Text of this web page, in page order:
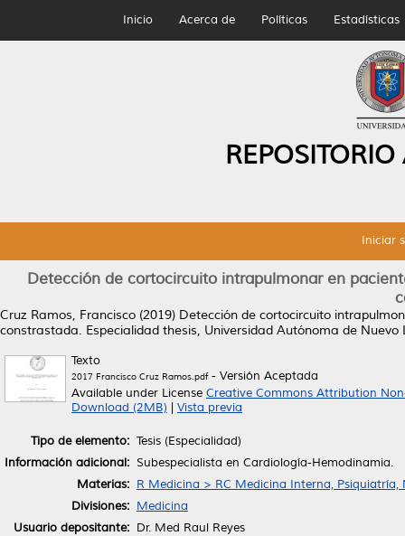
Inicio Acerca de Políticas Estadísticas
Iniciar
Detección de cortocircuito intrapulmonar en
Cruz Ramos, Francisco (2019) Detección de cortocircuito
constrastada. Especialidad thesis, Universidad Autónoma de Nuevo
Texto
2017 Francisco Cruz Ramos.pdf- Versión Aceptada
Available under License Creative Commons Attribution
Download (2MB)
Vista previa
Tipo de elemento: Tesis (Especialidad)
Información adicional: Subespecialista en Cardiología-Hemodinamia.
Materias: R Medicina > RC Medicina Interna, Psiquiatría,
Divisiones: Medicina
Usuario depositante: Dr. Med Raul Reyes